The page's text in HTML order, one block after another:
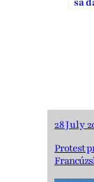
28 July
Protest